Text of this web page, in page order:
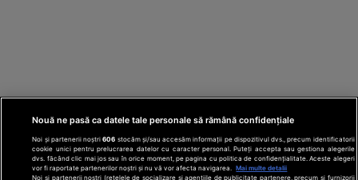
Nouă ne pasă ca datele tale personale să rămână confidențiale
Noi și partenerii noștri606 stocăm și/sau accesăm informații pe dispozitivul dvs., precum identificatorii
cookie unici pentru prelucrarea datelor cu caracter personal. Puteți accepta sau gestiona alegerile
dvs. făcând clic mai jos sau în orice moment, pe pagina cu politica de confidențialitate. Aceste alegeri
vor fi raportate partenerilor noștri și nu vă vor afecta navigarea.
Mai multe detalii
Noi si partenerii nostri (retelele de socializare si agentiile de publicitate partenere, precum si furnizorii